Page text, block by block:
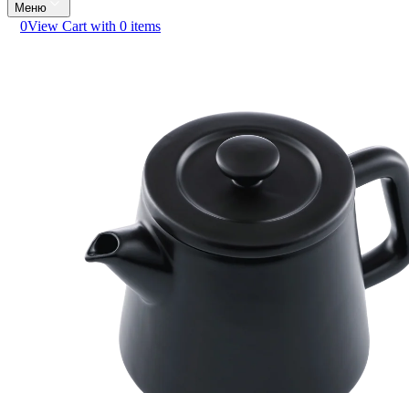
Меню
0View Cart with 0 items